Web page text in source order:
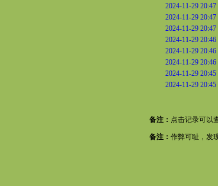
2024-11-29 20:47
2024-11-29 20:47
2024-11-29 20:47
2024-11-29 20:46
2024-11-29 20:46
2024-11-29 20:46
2024-11-29 20:45
2024-11-29 20:45
备注： 点击记录可以
备注： 作弊可耻，发